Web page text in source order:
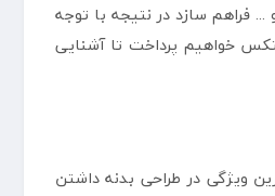
فراهم سازد در نتیجه با توجه
خواهیم پرداخت تا آشنایی
ویژگی در طراحی بدنه داشتن